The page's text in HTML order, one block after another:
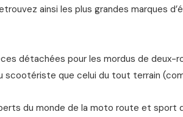
ainsi les plus grandes marques
détachées pour les mordus de
scootériste que celui du tout terrain
du monde de la moto route et